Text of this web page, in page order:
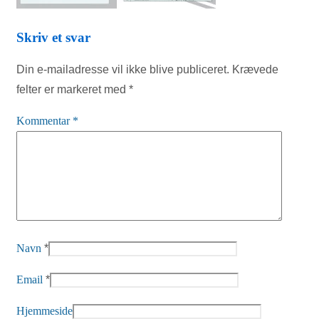
Skriv et svar
Din e-mailadresse vil ikke blive publiceret. Krævede
felter er markeret med *
Kommentar *
Navn *
Email *
Hjemmeside